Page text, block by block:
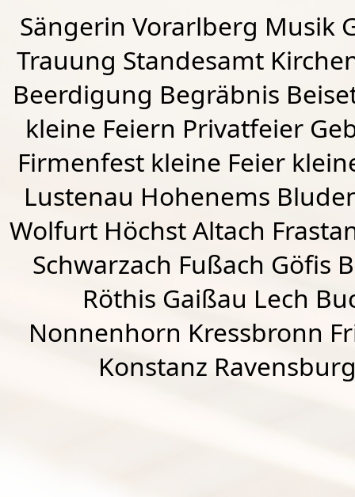
Sängerin Vorarlberg Musik
Trauung Standesamt
Beerdigung Begräbnis
kleine Feiern Privatfeier
Firmenfest kleine Feier
Lustenau Hohenems
Wolfurt HöchstAltach
Schwarzach Fußach Göfis
Röthis Gaißau Lech
Nonnenhorn Kressbronn
Konstanz